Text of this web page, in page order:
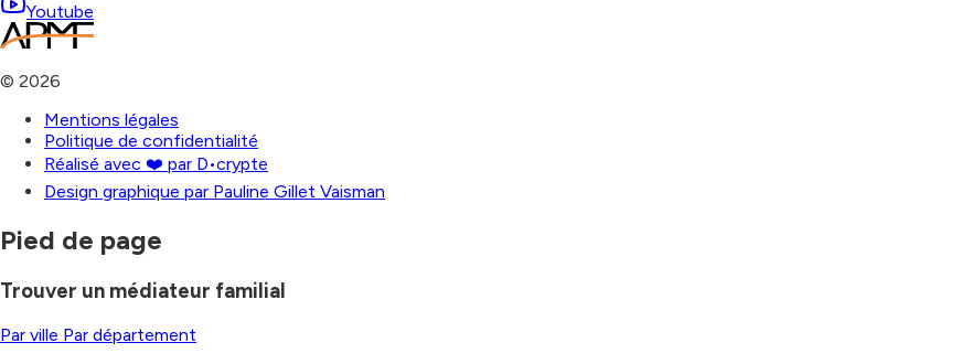
Youtube
© 2026
Mentions légales
Politique de confidentialité
Réalisé avec ❤️ par D•crypte
Design graphique par Pauline Gillet Vaisman
Pied de page
Trouver un médiateur familial
Par ville Par département